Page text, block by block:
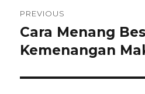
pos
PREVIOUS
Previous
post:
Cara Menang
Kemenangan